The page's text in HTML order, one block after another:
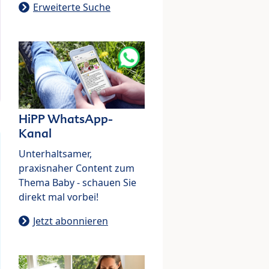
Erweiterte Suche
HiPP WhatsApp-
Kanal
Unterhaltsamer,
praxisnaher Content zum
Thema Baby - schauen Sie
direkt mal vorbei!
Jetzt abonnieren